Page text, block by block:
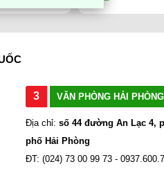
3 VĂN PHÒNG HẢI PHÒNG
Địa chỉ: số 44 đường An Lạc 4,
phố Hải Phòng
ĐT: (024) 73 00 99 73 -